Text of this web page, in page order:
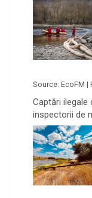
Source: EcoFM |
Captări ilegale
inspectorii de